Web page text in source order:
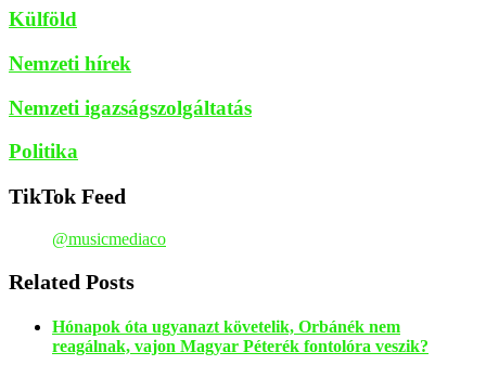
Külföld
Nemzeti hírek
Nemzeti igazságszolgáltatás
Politika
TikTok Feed
@musicmediaco
Related Posts
Hónapok óta ugyanazt követelik, Orbánék nem
reagálnak, vajon Magyar Péterék fontolóra veszik?